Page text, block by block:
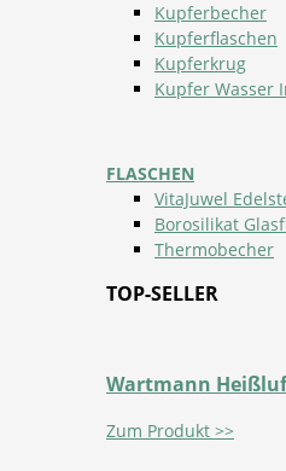
Kupferbecher
Kupferflaschen
Kupferkrug
Kupfer Wasser
FLASCHEN
VitaJuwel
Borosilikat
Thermobecher
TOP-SELLER
Wartmann
Zum Produkt >>